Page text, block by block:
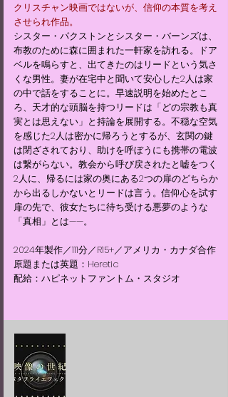
クリスチャン映画ではないが、信仰の本質を考え
させられ作品。
シスター・パクストンとシスター・バーンズは、
布教のために森に囲まれた一軒家を訪れる。ドア
ベルを鳴らすと、出てきたのはリードという気さ
くな男性。妻が在宅中と聞いて安心した2人は家
の中で話をすることに。早速説明を始めたとこ
ろ、天才的な頭脳を持つリードは「どの宗教も真
実とは思えない」と持論を展開する。不穏な空気
を感じた2人は密かに帰ろうとするが、玄関の鍵
は閉ざされており、助けを呼ぼうにも携帯の電波
は繋がらない。教会から呼び戻されたと嘘をつく
2人に、帰るには家の奥にある2つの扉のどちらか
から出るしかないとリードは言う。信仰心を試す
扉の先で、彼女たちに待ち受ける悪夢のような
「真相」とは——。
​2024年製作／111分／R15+／アメリカ・カナダ合作
原題または英題：Heretic
配給：ハピネットファントム・スタジオ